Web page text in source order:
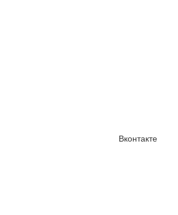
Вконтакте